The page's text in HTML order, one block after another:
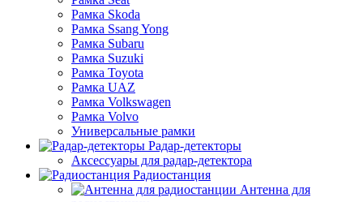
Рамка Skoda
Рамка Ssang Yong
Рамка Subaru
Рамка Suzuki
Рамка Toyota
Рамка UAZ
Рамка Volkswagen
Рамка Volvo
Универсальные рамки
Радар-детекторы
Аксессуары для радар-детектора
Радиостанция
Антенна для